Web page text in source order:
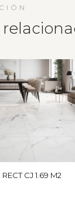
CJ 1.69 M2